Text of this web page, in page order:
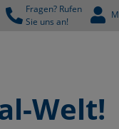
Fragen? Rufen
Sie uns an!
Welt!